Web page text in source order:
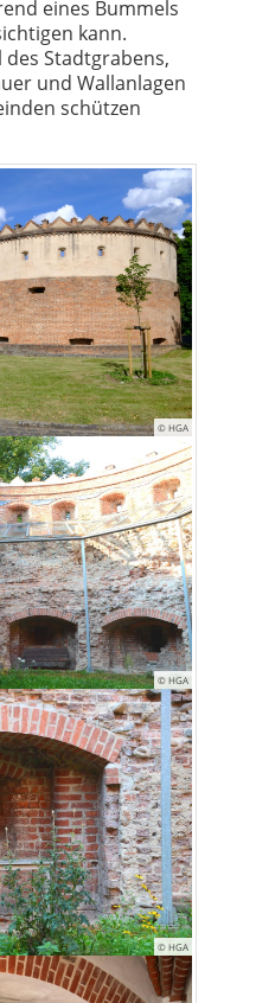
eines Bummels
kann.
Stadtgrabens,
und Wallanlagen
schützen
© HGA
© HGA
© HGA